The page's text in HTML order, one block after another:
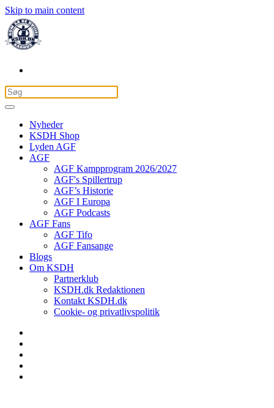
Skip to main content
Nyheder
KSDH Shop
Lyden AGF
AGF
AGF Kampprogram 2026/2027
AGF's Spillertrup
AGF’s Historie
AGF I Europa
AGF Podcasts
AGF Fans
AGF Tifo
AGF Fansange
Blogs
Om KSDH
Partnerklub
KSDH.dk Redaktionen
Kontakt KSDH.dk
Cookie- og privatlivspolitik